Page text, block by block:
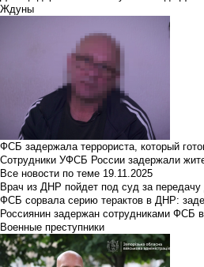
Ждуны
ФСБ задержала террориста, который
Сотрудники УФСБ России задержали
Все новости по теме 19.11.2025
Врач из ДНР пойдет под суд за
ФСБ сорвала серию терактов в ДНР:
Россиянин задержан сотрудниками
Военные преступники